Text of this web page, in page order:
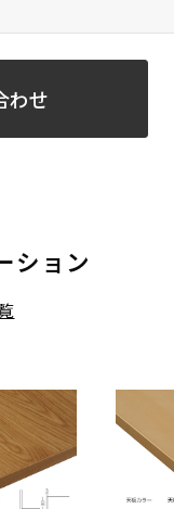
わせ
ション